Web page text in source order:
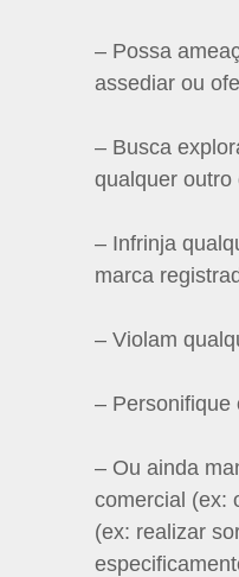
– Possa
assediar ou
– Busca
qualquer outro
– Infrinja
marca
– Violam
– Personifique
– Ou ainda
comercial (ex:
(ex: realizar